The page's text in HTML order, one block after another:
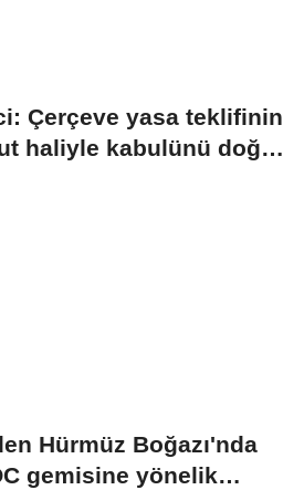
Çerçeve yasa teklifinin
haliyle kabulünü doğru
Hürmüz Boğazı'nda
gemisine yönelik